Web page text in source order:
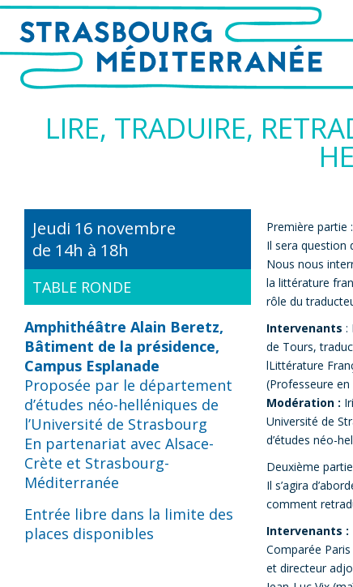
LIRE, TRADUIRE,
Jeudi 16 novembre
de 14h à 18h
TABLE RONDE
Amphithéâtre Alain Beretz,
Bâtiment de la présidence,
Campus Esplanade
Proposée par le département
d’études néo-helléniques de
l’Université de Strasbourg
En partenariat avec Alsace-
Crète et Strasbourg-
Méditerranée
Entrée libre dans la limite des
places disponibles
Première partie :
Il sera question
Nous nous
la littérature
rôle du
Intervenants :
de Tours,
lLittérature
(Professeure en
Modération :
Université de
d’études néo-
Deuxième
Il s’agira
comment
Intervenants :
Comparée
et directeur